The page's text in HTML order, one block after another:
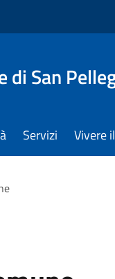
di San
Servizi Vivere